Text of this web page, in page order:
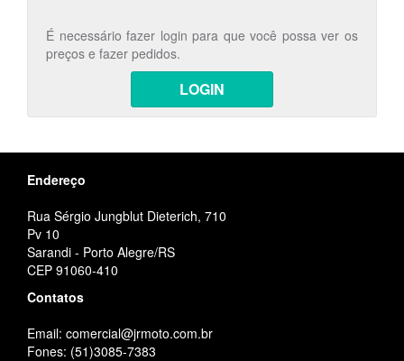
É necessário fazer login para que você possa ver os
preços e fazer pedidos.
LOGIN
Endereço
Rua Sérgio Jungblut Dieterich, 710
Pv 10
Sarandi - Porto Alegre/RS
CEP 91060-410
Contatos
Email: comercial@jrmoto.com.br
Fones: (51)3085-7383